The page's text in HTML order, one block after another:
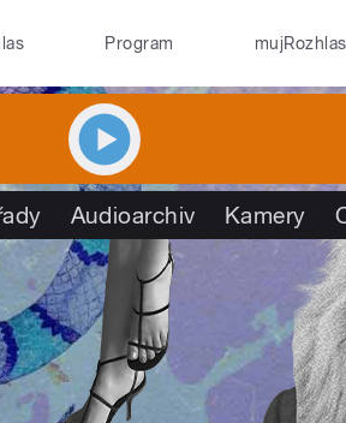
Program mujRozhlas
Audioarchiv Kamery